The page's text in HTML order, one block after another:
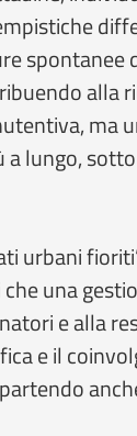
spontanee
alla
ma
a lungo,
urbani
una
e alla
e il